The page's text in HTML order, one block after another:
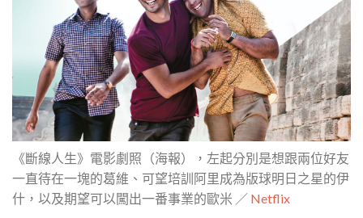
《斷線人生》電影劇照（海報），左起分別是想跟兩位好友
一直待在一塊的葛維、可望培訓阿里成為版球明日之星的伊
什，以及期望可以闖出一番事業的歐米 ／ Netflix